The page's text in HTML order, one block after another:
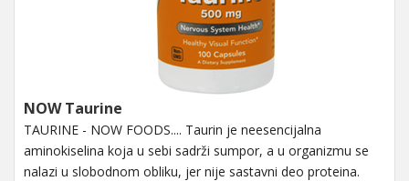
NOW Taurine
TAURINE - NOW FOODS.... Taurin je neesencijalna
aminokiselina koja u sebi sadrži sumpor, a u organizmu se
nalazi u slobodnom obliku, jer nije sastavni deo proteina.